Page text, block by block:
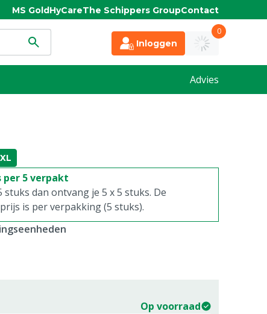
MS GoldHyCareThe Schippers GroupContact
Inloggen
0
Advies
per 5 verpakt
stuks dan ontvang je 5 x 5 stuks. De
is per verpakking (5 stuks).
Op voorraad